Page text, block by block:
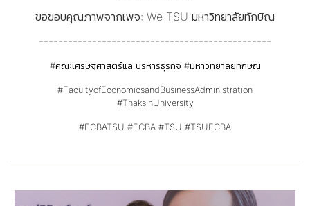
ขอขอบคุณภาพจากเพจ: We TSU มหาวิทยาลัยทักษิณ
------------------------------------------------
#คณะเศรษฐศาสตร์และบริหารธุรกิจ #มหาวิทยาลัยทักษิณ
#FacultyofEconomicsandBusinessAdministration
#ThaksinUniversity
#ECBATSU #ECBA #TSU #TSUECBA